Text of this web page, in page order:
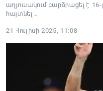
աղյուսակում բարձրացել է
հայտնել…
21 Հուլիսի 2025, 11:08